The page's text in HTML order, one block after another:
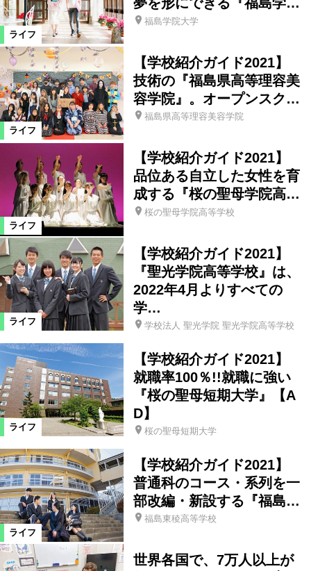
リラクゼーション
ヘアサロン・ネイルサロン 買い物
雑貨 ショップ 住宅 病院
車 生活
スクール 特産品 レシピ
ライフ
福島学院大学
ライフ
【学校紹介ガイド2021】
技術の『福島県高等理容美
容学院』。オープンスク…
福島県高等理容美容学院
ライフ
【学校紹介ガイド2021】
品位ある自立した女性を育
成する『桜の聖母学院高…
桜の聖母学院高等学校
ライフ
【学校紹介ガイド2021】
『聖光学院高等学校』は、
2022年4月よりすべての
学…
学校法人 聖光学院 聖光学院高等学校
ライフ
【学校紹介ガイド2021】
就職率100％!!就職に強い
『桜の聖母短期大学』【A
D】
桜の聖母短期大学
ライフ
【学校紹介ガイド2021】
普通科のコース・系列を一
部改編・新設する『福島…
福島東稜高等学校
世界各国で、7万人以上が